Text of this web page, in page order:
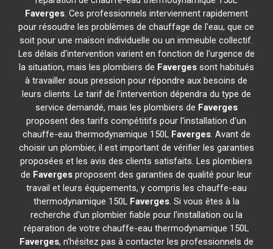
Faverges. Ces professionnels interviennent rapidement
pour résoudre les problèmes de chauffage de l'eau, que ce
soit pour une maison individuelle ou un immeuble collectif.
Les délais d'intervention varient en fonction de l'urgence de
la situation, mais les plombiers de Favergessont habitués
à travailler sous pression pour répondre aux besoins de
leurs clients. Le tarif de l'intervention dépendra du type de
service demandé, mais les plombiers de Faverges
proposent des tarifs compétitifs pour l'installation d'un
chauffe-eau thermodynamique 150L Faverges. Avant de
choisir un plombier, il est important de vérifier les garanties
proposées et les avis des clients satisfaits. Les plombiers
de Faverges proposent des garanties de qualité pour leur
travail et leurs équipements, y compris les chauffe-eau
thermodynamique 150L Faverges. Si vous êtes à la
recherche d'un plombier fiable pour l'installation ou la
réparation de votre chauffe-eau thermodynamique 150L
Faverges, n'hésitez pas à contacter les professionnels de